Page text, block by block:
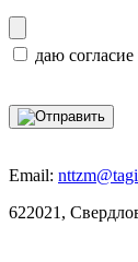
даю согласие
Email:
622021,